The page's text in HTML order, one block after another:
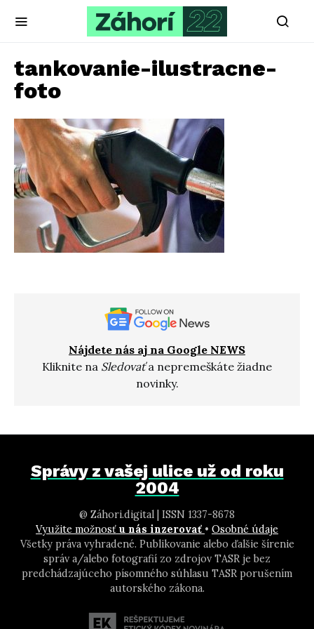
tankovanie-ilustracne-
foto
Nájdete nás aj na Google NEWS
Kliknite na Sledovaťa nepremeškáte žiadne
novinky.
Správy z vašej ulice už od roku
2004
@ Záhori.digital | ISSN 1337-8678
Využite možnosť u nás inzerovať • Osobné údaje
Všetky práva vyhradené. Publikovanie alebo ďalšie šírenie
správ a/alebo fotografií zo zdrojov TASR je bez
predchádzajúceho písomného súhlasu TASR porušením
autorského zákona.